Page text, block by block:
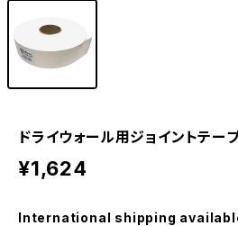
ドライウォール用ジョイントテー
¥1,624
International shipping